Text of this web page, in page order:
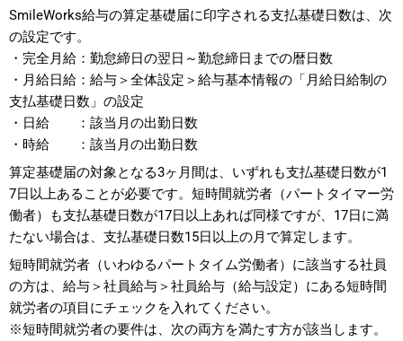
SmileWorks給与の算定基礎届に印字される支払基礎日数は、次
の設定です。
・完全月給：勤怠締日の翌日～勤怠締日までの暦日数
・月給日給：給与＞全体設定＞給与基本情報の「月給日給制の
支払基礎日数」の設定
・日給 ：該当月の出勤日数
・時給 ：該当月の出勤日数
算定基礎届の対象となる3ヶ月間は、いずれも支払基礎日数が1
7日以上あることが必要です。短時間就労者（パートタイマー労
働者）も支払基礎日数が17日以上あれば同様ですが、17日に満
たない場合は、支払基礎日数15日以上の月で算定します。
短時間就労者（いわゆるパートタイム労働者）に該当する社員
の方は、給与＞社員給与＞社員給与（給与設定）にある短時間
就労者の項目にチェックを入れてください。
※短時間就労者の要件は、次の両方を満たす方が該当します。